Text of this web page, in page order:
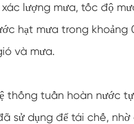
xác lượng mưa, tốc độ
hạt mưa trong khoảng
và mưa.
thống tuần hoàn nước
sử dụng để tái chế,